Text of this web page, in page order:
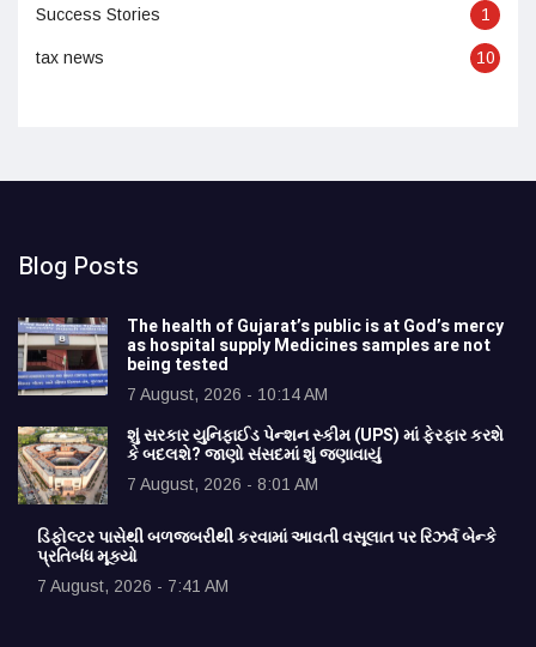
Success Stories 1
tax news 10
Blog Posts
The health of Gujarat’s public is at God’s mercy
as hospital supply Medicines samples are not
being tested
7 August, 2026 - 10:14 AM
શું સરકાર યુનિફાઈડ પેન્શન સ્કીમ (UPS) માં ફેરફાર કરશે
કે બદલશે? જાણો સંસદમાં શું જણાવાયું
7 August, 2026 - 8:01 AM
ડિફોલ્ટર પાસેથી બળજબરીથી કરવામાં આવતી વસૂલાત પર રિઝર્વ બેન્કે
પ્રતિબંધ મૂક્યો
7 August, 2026 - 7:41 AM